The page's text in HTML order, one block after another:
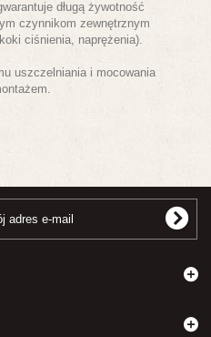
długą żywotność
czynnikom zewnętrznym
ciśnienia, naprężenia).
uszczelniania i mocowania